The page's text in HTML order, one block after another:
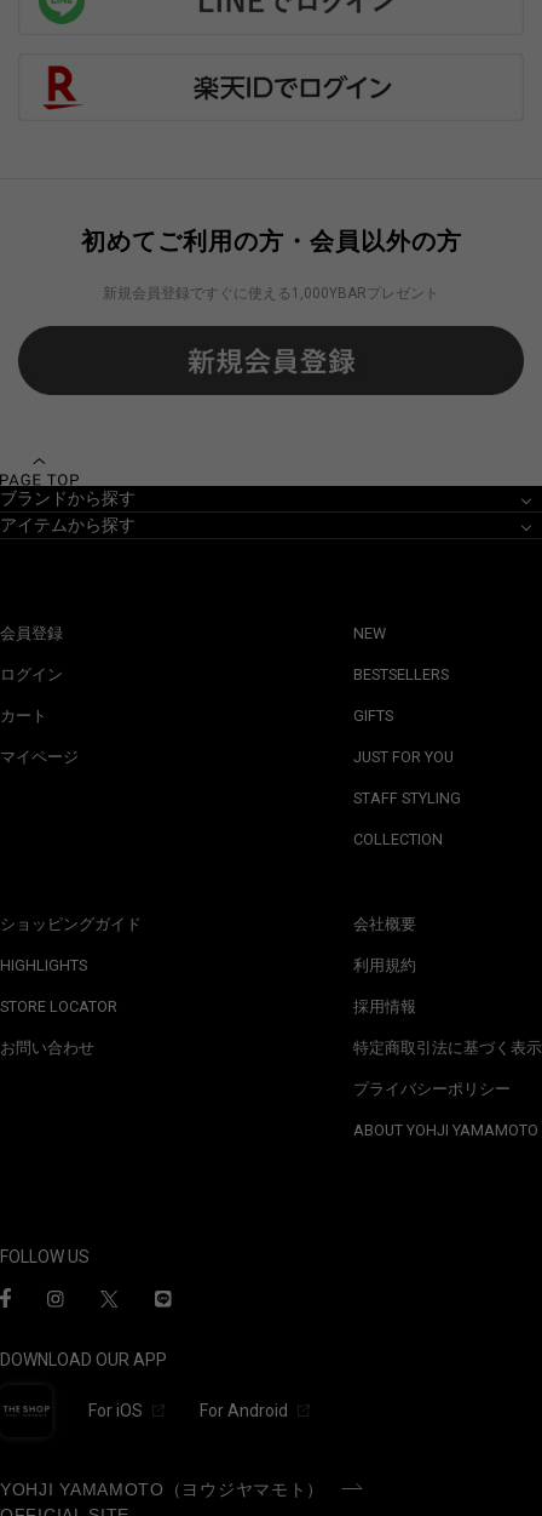
初めてご利用の方・会員以外の方
新規会員登録ですぐに使える1,000YBARプレゼント
ブランドから探す
アイテムから探す
会員登録
ログイン
カート
マイページ
ショッピングガイド
HIGHLIGHTS
STORE LOCATOR
お問い合わせ
NEW
BESTSELLERS
GIFTS
JUST FOR YOU
STAFF STYLING
COLLECTION
会社概要
利用規約
採用情報
特定商取引法に基づく表示
プライバシーポリシー
ABOUT YOHJI YAMAMOTO
FOLLOW US
DOWNLOAD OUR APP
For iOS For Android
YOHJI YAMAMOTO（ヨウジヤマモト）